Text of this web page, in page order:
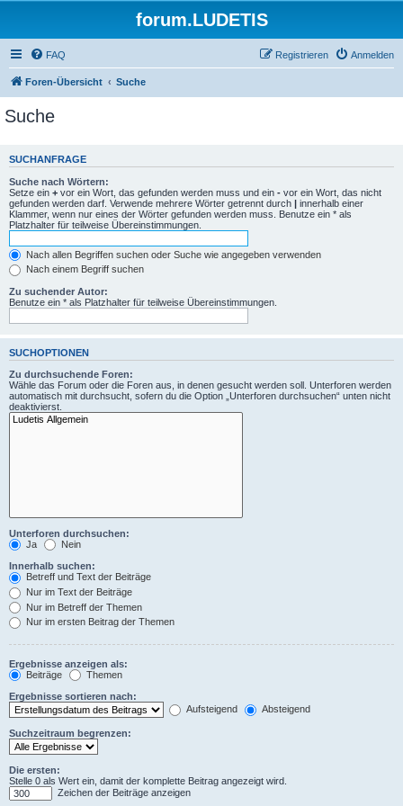
forum.LUDETIS
FAQ Anmelden
Registrieren
Foren-Übersicht Suche
Suche
SUCHANFRAGE
Suche nach Wörtern:
Setze ein + vor ein Wort, das gefunden werden muss und ein - vor ein Wort, das nicht
gefunden werden darf. Verwende mehrere Wörter getrennt durch | innerhalb einer
Klammer, wenn nur eines der Wörter gefunden werden muss. Benutze ein * als
Platzhalter für teilweise Übereinstimmungen.
Nach allen Begriffen suchen oder Suche wie angegeben verwenden
Nach einem Begriff suchen
Zu suchender Autor:
Benutze ein * als Platzhalter für teilweise Übereinstimmungen.
SUCHOPTIONEN
Zu durchsuchende Foren:
Wähle das Forum oder die Foren aus, in denen gesucht werden soll. Unterforen werden
automatisch mit durchsucht, sofern du die Option „Unterforen durchsuchen“ unten nicht
deaktivierst.
Unterforen durchsuchen:
Ja
Nein
Innerhalb suchen:
Betreff und Text der Beiträge
Nur im Text der Beiträge
Nur im Betreff der Themen
Nur im ersten Beitrag der Themen
Ergebnisse anzeigen als:
Beiträge
Themen
Ergebnisse sortieren nach:
Aufsteigend
Absteigend
Suchzeitraum begrenzen:
Die ersten:
Stelle 0 als Wert ein, damit der komplette Beitrag angezeigt wird.
Zeichen der Beiträge anzeigen